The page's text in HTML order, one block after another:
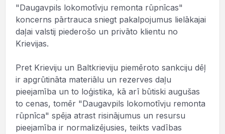
"Daugavpils lokomotīvju remonta rūpnīcas"
koncerns pārtrauca sniegt pakalpojumus lielākajai
daļai valstij piederošo un privāto klientu no
Krievijas.
Pret Krieviju un Baltkrieviju piemēroto sankciju dēļ
ir apgrūtināta materiālu un rezerves daļu
pieejamība un to loģistika, kā arī būtiski augušas
to cenas, tomēr "Daugavpils lokomotīvju remonta
rūpnīca" spēja atrast risinājumus un resursu
pieejamība ir normalizējusies, teikts vadības